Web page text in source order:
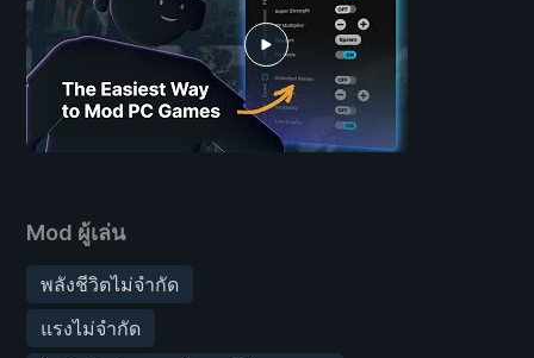
Mod ผู้เล่น
พลังชีวิตไม่จำกัด
แรงไม่จำกัด